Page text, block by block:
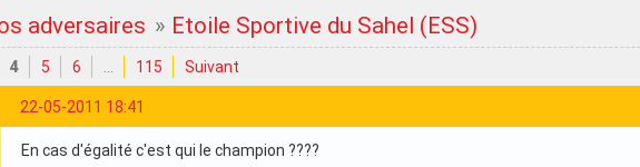
adversaires » Etoile Sportive du Sahel (ESS)
4 5 6 115 Suivant
22-05-2011 18:41
En cas d'égalité c'est qui le champion ????